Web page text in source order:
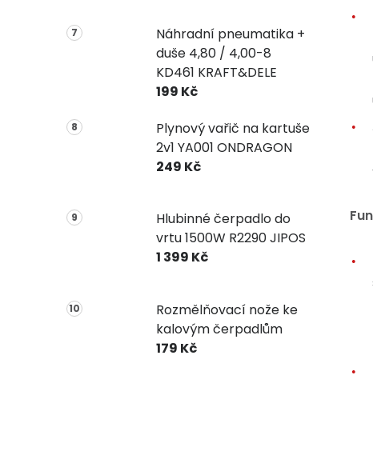
Náhradní pneumatika +
duše 4,80 / 4,00-8
KD461 KRAFT&DELE
199 Kč
Plynový vařič na kartuše
2v1 YA001 ONDRAGON
249 Kč
Hlubinné čerpadlo do
vrtu 1500W R2290 JIPOS
1 399 Kč
Rozmělňovací nože ke
kalovým čerpadlům
179 Kč